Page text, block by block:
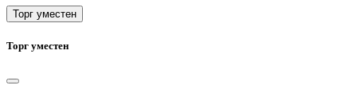
Торг уместен
Торг уместен